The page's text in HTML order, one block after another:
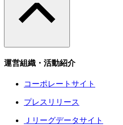
運営組織・活動紹介
コーポレートサイト
プレスリリース
Ｊリーグデータサイト